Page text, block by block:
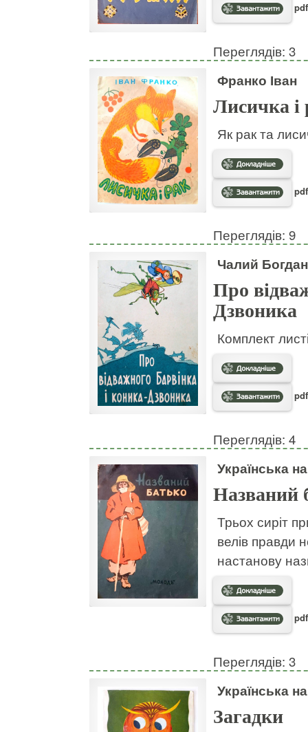
Переглядів: 3
Франко Іван
Лисичка і
Як рак та
Переглядів: 9
Чалий
Про
Дзвоника
Комплект
Переглядів: 4
Українська
Названий
Трьох сиріт
велів правди
настанову
Переглядів: 3
Українська
Загадки